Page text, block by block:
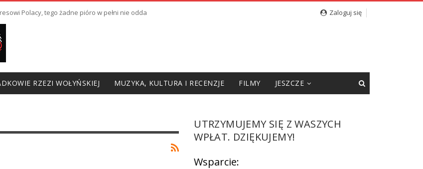
Polacy, tego żadne pióro w pełni nie odda Zaloguj się
RZEZI WOŁYŃSKIEJ MUZYKA, KULTURA I RECENZJE FILMY JESZCZE
UTRZYMUJEMY SIĘ Z WASZYCH
WPŁAT. DZIĘKUJEMY!
Wsparcie: